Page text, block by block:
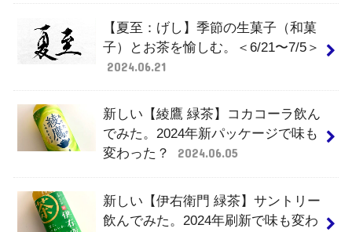
【夏至：げし】季節の生菓子（和菓
子）とお茶を愉しむ。＜6/21〜7/5＞
2024.06.21
新しい【綾鷹 緑茶】コカコーラ飲ん
でみた。2024年新パッケージで味も
変わった？
2024.06.05
新しい【伊右衛門 緑茶】サントリー
飲んでみた。2024年刷新で味も変わ